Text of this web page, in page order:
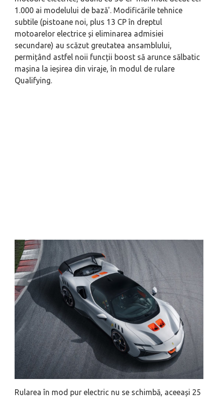
1.000 ai modelului de bază'. Modificările tehnice
subtile (pistoane noi, plus 13 CP în dreptul
motoarelor electrice și eliminarea admisiei
secundare) au scăzut greutatea ansamblului,
permițând astfel noii funcții boost să arunce sălbatic
mașina la ieșirea din viraje, în modul de rulare
Qualifying.
Rularea în mod pur electric nu se schimbă, aceeași 25